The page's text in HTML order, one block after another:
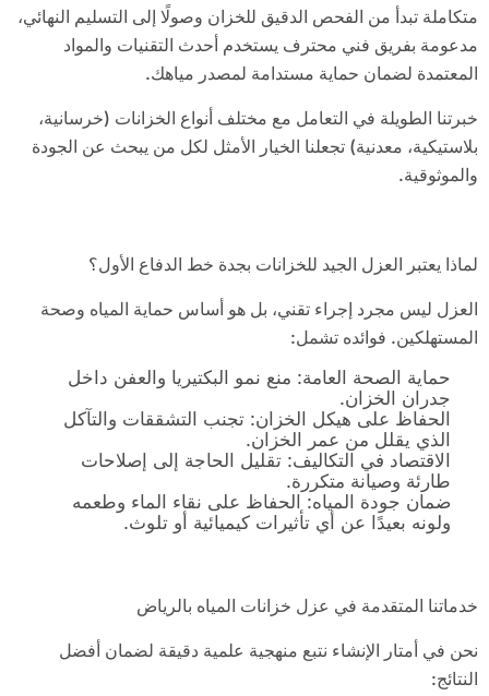
متكاملة تبدأ من الفحص الدقيق للخزان وصولًا إلى التسليم النهائي،
مدعومة بفريق فني محترف يستخدم أحدث التقنيات والمواد
المعتمدة لضمان حماية مستدامة لمصدر مياهك.
خبرتنا الطويلة في التعامل مع مختلف أنواع الخزانات (خرسانية،
بلاستيكية، معدنية) تجعلنا الخيار الأمثل لكل من يبحث عن الجودة
والموثوقية.
لماذا يعتبر العزل الجيد للخزانات بجدة خط الدفاع الأول؟
العزل ليس مجرد إجراء تقني، بل هو أساس حماية المياه وصحة
المستهلكين. فوائده تشمل:
حماية الصحة العامة: منع نمو البكتيريا والعفن داخل
جدران الخزان.
الحفاظ على هيكل الخزان: تجنب التشققات والتآكل
الذي يقلل من عمر الخزان.
الاقتصاد في التكاليف: تقليل الحاجة إلى إصلاحات
طارئة وصيانة متكررة.
ضمان جودة المياه: الحفاظ على نقاء الماء وطعمه
ولونه بعيدًا عن أي تأثيرات كيميائية أو تلوث.
خدماتنا المتقدمة في عزل خزانات المياه بالرياض
نحن في أمتار الإنشاء نتبع منهجية علمية دقيقة لضمان أفضل
النتائج: